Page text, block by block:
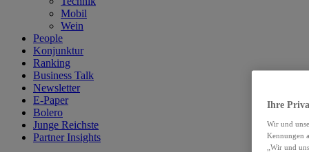
Mobil
Wein
People
Konjunktur
Ranking
Business Talk
Newsletter
E-Paper
Bolero
Junge Reichste
Partner Insights
Ihre
Wir und
Kennungen
„Wir und